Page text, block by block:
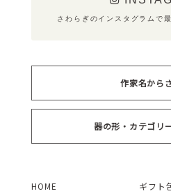
さわらぎのインスタグラムで
作家名から
器の形・カテゴリ
HOME
ギフト